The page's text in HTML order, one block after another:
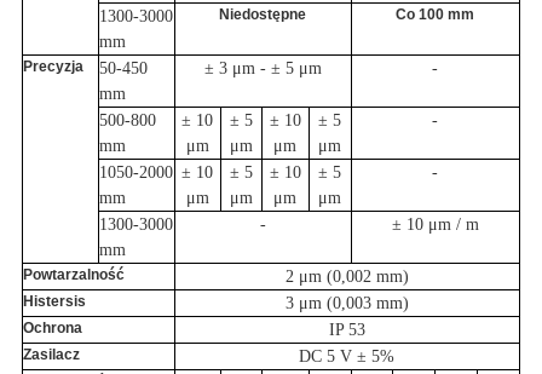
1300-3000
mm
Niedostępne Co 100 mm
Precyzja
50-450
mm
± 3 μm - ± 5 μm -
500-800
mm
± 10
μm
± 5
μm
± 10
μm
± 5
μm
-
1050-2000
mm
± 10
μm
± 5
μm
± 10
μm
± 5
μm
-
1300-3000
mm
- ± 10 μm / m
Powtarzalność 2 μm (0,002 mm)
Histersis 3 μm (0,003 mm)
Ochrona IP 53
Zasilacz DC 5 V ± 5%